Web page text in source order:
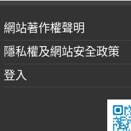
網站著作權聲明
隱私權及網站安全政策
登入